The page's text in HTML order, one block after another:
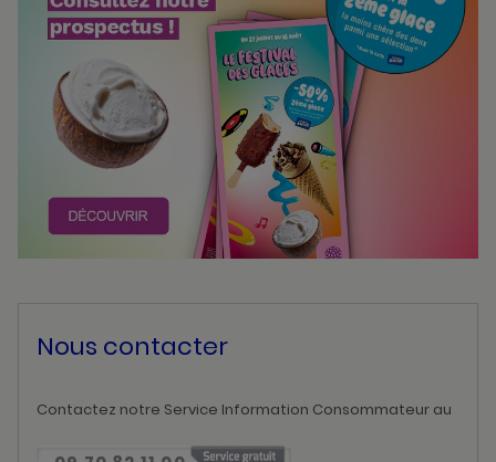
Nous contacter
Contactez notre Service Information Consommateur au